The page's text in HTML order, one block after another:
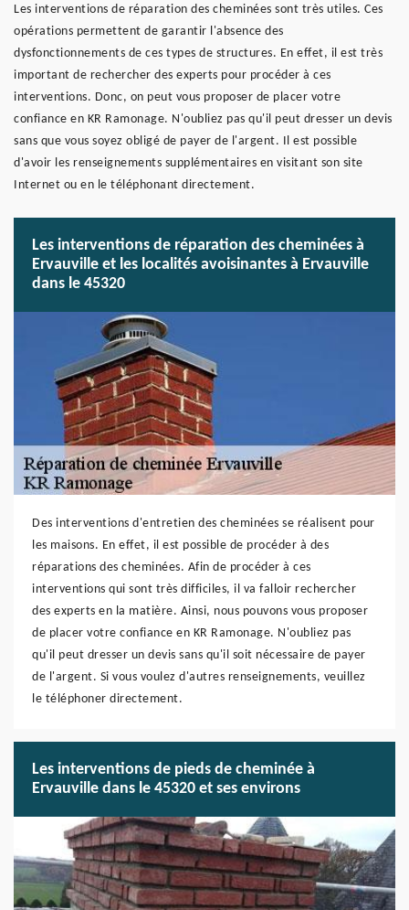
Les interventions de réparation des cheminées sont très utiles. Ces
opérations permettent de garantir l'absence des
dysfonctionnements de ces types de structures. En effet, il est très
important de rechercher des experts pour procéder à ces
interventions. Donc, on peut vous proposer de placer votre
confiance en KR Ramonage. N'oubliez pas qu'il peut dresser un devis
sans que vous soyez obligé de payer de l'argent. Il est possible
d'avoir les renseignements supplémentaires en visitant son site
Internet ou en le téléphonant directement.
Les interventions de réparation des cheminées à
Ervauville et les localités avoisinantes à Ervauville
dans le 45320
Des interventions d'entretien des cheminées se réalisent pour
les maisons. En effet, il est possible de procéder à des
réparations des cheminées. Afin de procéder à ces
interventions qui sont très difficiles, il va falloir rechercher
des experts en la matière. Ainsi, nous pouvons vous proposer
de placer votre confiance en KR Ramonage. N'oubliez pas
qu'il peut dresser un devis sans qu'il soit nécessaire de payer
de l'argent. Si vous voulez d'autres renseignements, veuillez
le téléphoner directement.
Les interventions de pieds de cheminée à
Ervauville dans le 45320 et ses environs